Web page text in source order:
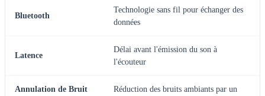
Bluetooth
Technologie sans fil pour échanger des
données
Latence
Délai avant l'émission du son à
l'écouteur
Annulation de Bruit
Réduction des bruits ambiants par un